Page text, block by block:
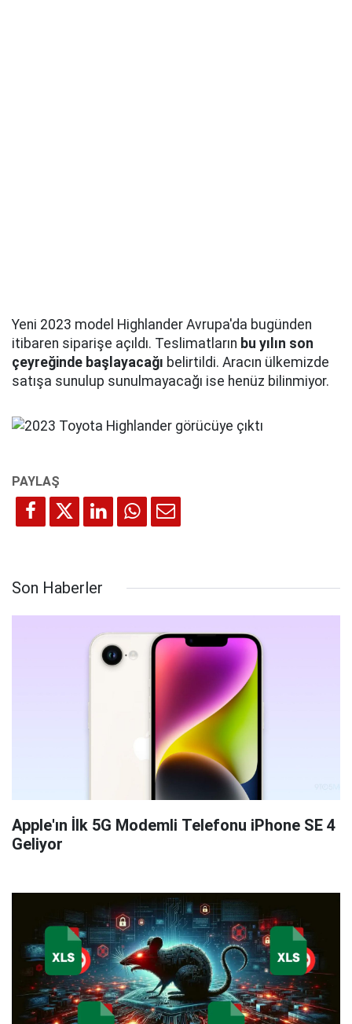
Yeni 2023 model Highlander Avrupa'da bugünden
itibaren siparişe açıldı. Teslimatların bu yılın son
çeyreğinde başlayacağı belirtildi. Aracın ülkemizde
satışa sunulup sunulmayacağı ise henüz bilinmiyor.
Son Haberler
Apple'ın İlk 5G Modemli Telefonu iPhone SE 4
Geliyor